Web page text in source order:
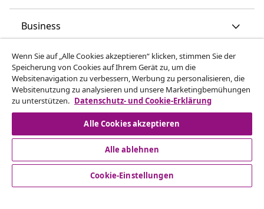
Business
vidaXL
Mehr entdecken
© 2008-2026 vidaXL www.vidaxl.de ist eine Webseite von
Wenn Sie auf „Alle Cookies akzeptieren“ klicken, stimmen Sie der
Speicherung von Cookies auf Ihrem Gerät zu, um die
Websitenavigation zu verbessern, Werbung zu personalisieren, die
Websitenutzung zu analysieren und unsere Marketingbemühungen
zu unterstützen. Datenschutz- und Cookie-Erklärung
Alle Cookies akzeptieren
Alle ablehnen
Cookie-Einstellungen